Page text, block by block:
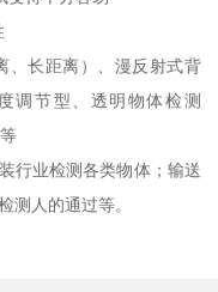
、长距离）、漫反射式背
调节型、透明物体检测
行业检测各类物体；输送
测人的通过等。